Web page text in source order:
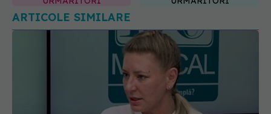
ARTICOLE SIMILARE